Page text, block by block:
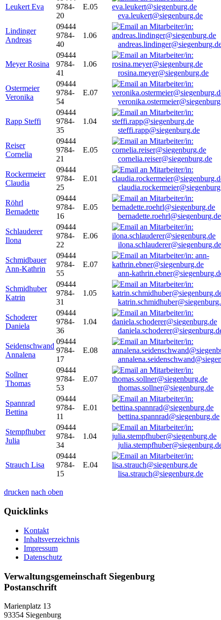
Leukert Eva
9784-
20
E.05
eva.leukert@siegenburg.de
Lindinger
Andreas
09444
9784-
40
1.06
Meyer Rosina
09444
9784-
41
1.06
rosina.meyer@siegenburg.de
Ostermeier
Veronika
09444
9784-
54
E.07
Rapp Steffi
09444
9784-
35
1.04
steffi.rapp@siegenburg.de
Reiser
Cornelia
09444
9784-
21
E.05
cornelia.reiser@siegenburg.de
Rockermeier
Claudia
09444
9784-
25
E.01
Röhrl
Bernadette
09444
9784-
16
E.05
bernadette.roehrl@siegenburg.de
Schlauderer
Ilona
09444
9784-
22
E.06
ilona.schlauderer@siegenburg.de
Schmidbauer
Ann-Kathrin
09444
9784-
55
E.07
ann-
Schmidhuber
Katrin
09444
9784-
31
1.05
Schoderer
Daniela
09444
9784-
36
1.04
Seidenschwand
Annalena
09444
9784-
17
E.08
Sollner
Thomas
09444
9784-
53
E.07
thomas.sollner@siegenburg.de
Spannrad
Bettina
09444
9784-
11
E.01
bettina.spannrad@siegenburg.de
Stempfhuber
Julia
09444
9784-
34
1.04
Strauch Lisa
09444
9784-
15
E.04
lisa.strauch@siegenburg.de
drucken nach oben
Quicklinks
Kontakt
Inhaltsverzeichnis
Impressum
Datenschutz
Verwaltungsgemeinschaft Siegenburg
Postanschrift
Marienplatz 13
93354 Siegenburg